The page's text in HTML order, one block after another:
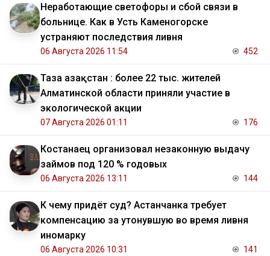
Неработающие светофоры и сбой связи в
больнице. Как в Усть Каменогорске
устраняют последствия ливня
06 Августа 2026 11:54 452
Таза Қазақстан : более 22 тыс. жителей
Алматинской области приняли участие в
экологической акции
07 Августа 2026 01:11 176
Костанаец организовал незаконную выдачу
займов под 120 % годовых
06 Августа 2026 13:11 144
К чему придёт суд? Астанчанка требует
компенсацию за утонувшую во время ливня
иномарку
06 Августа 2026 10:31 141